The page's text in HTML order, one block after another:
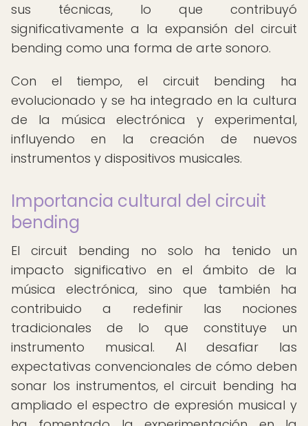
sus técnicas, lo que contribuyó
significativamente a la expansión del circuit
bending como una forma de arte sonoro.
Con el tiempo, el circuit bending ha
evolucionado y se ha integrado en la cultura
de la música electrónica y experimental,
influyendo en la creación de nuevos
instrumentos y dispositivos musicales.
Importancia cultural del circuit
bending
El circuit bending no solo ha tenido un
impacto significativo en el ámbito de la
música electrónica, sino que también ha
contribuido a redefinir las nociones
tradicionales de lo que constituye un
instrumento musical. Al desafiar las
expectativas convencionales de cómo deben
sonar los instrumentos, el circuit bending ha
ampliado el espectro de expresión musical y